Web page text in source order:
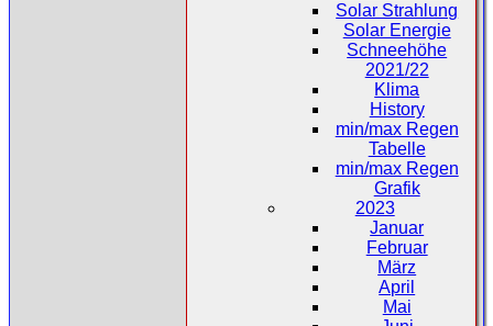
Solar Strahlung
Solar Energie
Schneehöhe
2021/22
Klima
History
min/max Regen
Tabelle
min/max Regen
Grafik
2023
Januar
Februar
März
April
Mai